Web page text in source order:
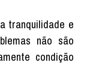
tranquilidade e
não são
condição